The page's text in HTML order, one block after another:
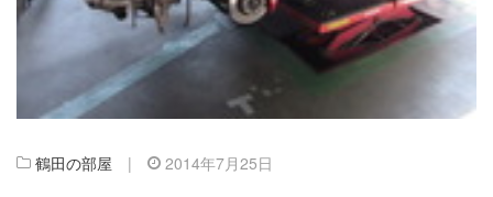
鶴田の部屋 | 2014年7月25日